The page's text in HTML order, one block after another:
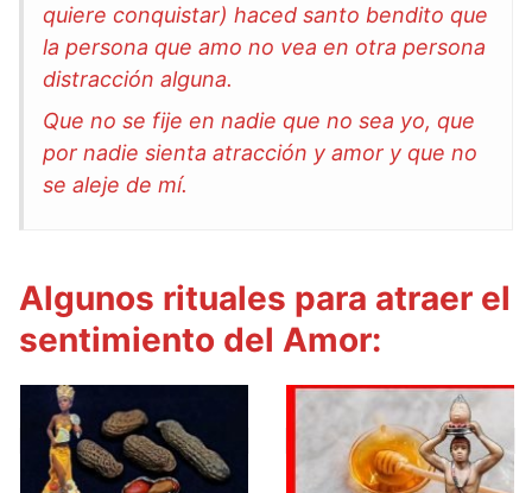
quiere conquistar) haced santo bendito que
la persona que amo no vea en otra persona
distracción alguna.
Que no se fije en nadie que no sea yo, que
por nadie sienta atracción y amor y que no
se aleje de mí.
Algunos rituales para atraer el
sentimiento del Amor: